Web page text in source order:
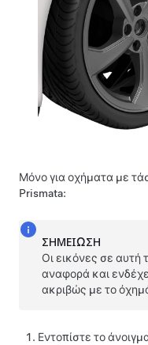
Μόνο για οχήματα με
Prismata:
ΣΗΜΕΊΩΣΗ
Οι εικόνες σε αυτή
αναφορά και
ακριβώς με το
Εντοπίστε το